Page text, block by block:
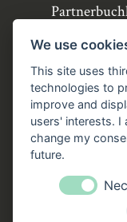
Büchergilde
Folgen Sie
Facebook
Zustellung
We use
This site uses
technologies to
improve and
users' interests. I
change my
future.